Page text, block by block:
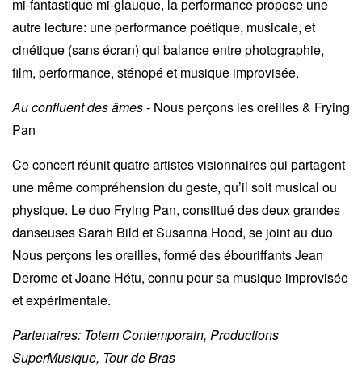
mi-fantastique mi-glauque, la performance propose une
autre lecture: une performance poétique, musicale, et
cinétique (sans écran) qui balance entre photographie,
film, performance, sténopé et musique improvisée.
Au confluent des âmes - Nous perçons les oreilles & Frying
Pan
Ce concert réunit quatre artistes visionnaires qui partagent
une même compréhension du geste, qu’il soit musical ou
physique. Le duo Frying Pan, constitué des deux grandes
danseuses Sarah Bild et Susanna Hood, se joint au duo
Nous perçons les oreilles, formé des ébouriffants Jean
Derome et Joane Hétu, connu pour sa musique improvisée
et expérimentale.
Partenaires: Totem Contemporain, Productions
SuperMusique, Tour de Bras